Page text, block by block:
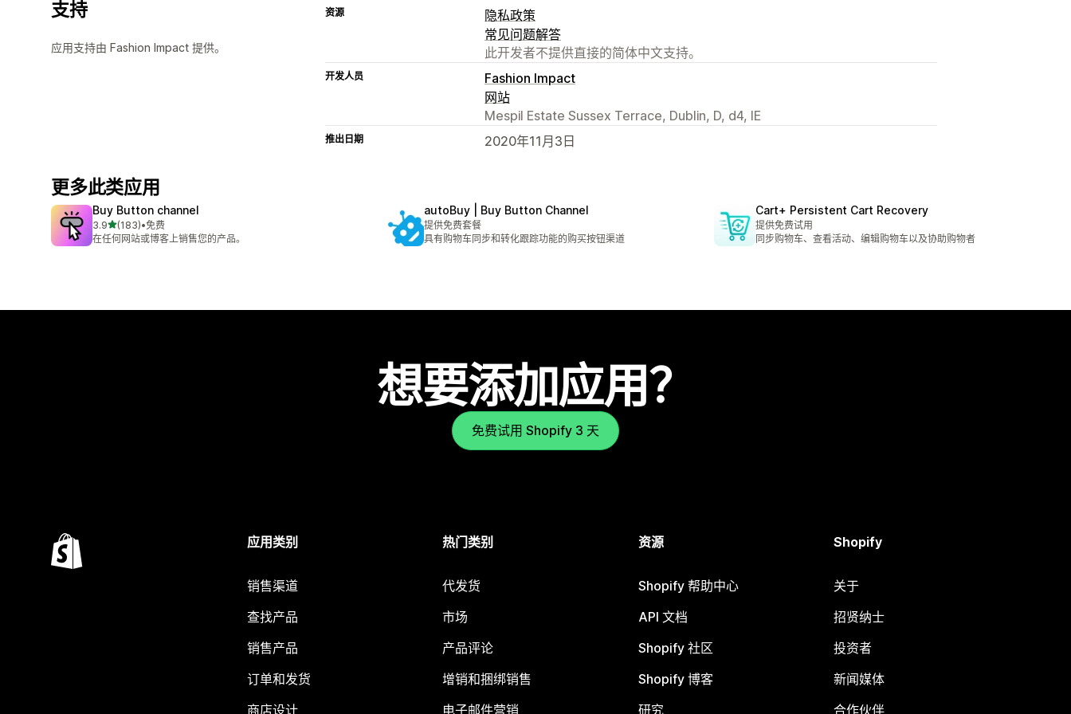
支持
应用支持由 Fashion Impact 提供。
资源
隐私政策
常见问题解答
此开发者不提供直接的简体中文支持。
开发人员
Fashion Impact
网站
Mespil Estate Sussex Terrace, Dublin, D, d4, IE
推出日期 2020年11月3日
更多此类应用
Buy Button channel
3.9星（满分 5 星）
(183)
总共 183 条评论
•免费
在任何网站或博客上销售您的产品。
autoBuy | Buy Button Channel
提供免费套餐
具有购物车同步和转化跟踪功能的购买按钮渠道
Cart+ Persistent Cart Recovery
提供免费试用
同步购物车、查看活动、编辑购物车以及协助购物者
想要添加应用？
免费试用 Shopify 3 天
应用类别
销售渠道
查找产品
销售产品
订单和发货
商店设计
热门类别
代发货
市场
产品评论
增销和捆绑销售
电子邮件营销
资源
Shopify 帮助中心
API 文档
Shopify 社区
Shopify 博客
研究
Shopify
关于
招贤纳士
投资者
新闻媒体
合作伙伴